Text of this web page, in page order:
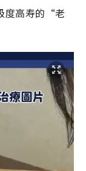
度高寿的“老